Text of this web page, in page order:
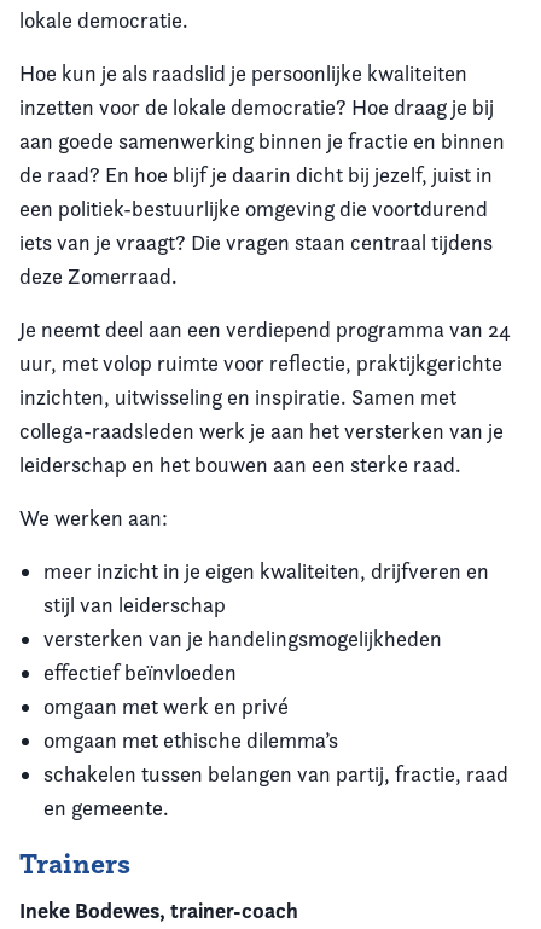
lokale democratie.
Hoe kun je als raadslid je persoonlijke kwaliteiten
inzetten voor de lokale democratie? Hoe draag je bij
aan goede samenwerking binnen je fractie en binnen
de raad? En hoe blijf je daarin dicht bij jezelf, juist in
een politiek-bestuurlijke omgeving die voortdurend
iets van je vraagt? Die vragen staan centraal tijdens
deze Zomerraad.
Je neemt deel aan een verdiepend programma van 24
uur, met volop ruimte voor reflectie, praktijkgerichte
inzichten, uitwisseling en inspiratie. Samen met
collega-raadsleden werk je aan het versterken van je
leiderschap en het bouwen aan een sterke raad.
We werken aan:
meer inzicht in je eigen kwaliteiten, drijfveren en
stijl van leiderschap
versterken van je handelingsmogelijkheden
effectief beïnvloeden
omgaan met werk en privé
omgaan met ethische dilemma’s
schakelen tussen belangen van partij, fractie, raad
en gemeente.
Trainers
Ineke Bodewes, trainer-coach